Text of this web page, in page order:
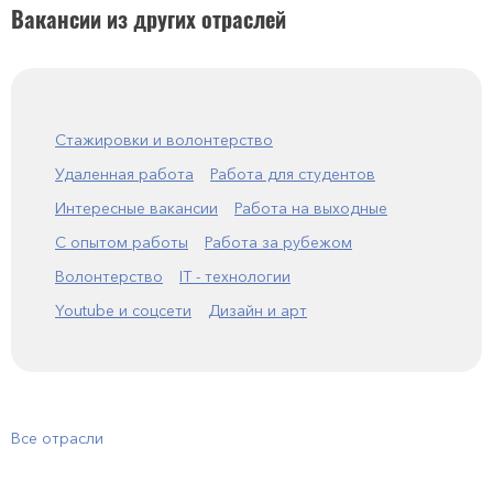
Вакансии из других отраслей
Стажировки и волонтерство
Удаленная работа
Работа для студентов
Интересные вакансии
Работа на выходные
С опытом работы
Работа за рубежом
Волонтерство
IT - технологии
Youtube и соцсети
Дизайн и арт
Все отрасли